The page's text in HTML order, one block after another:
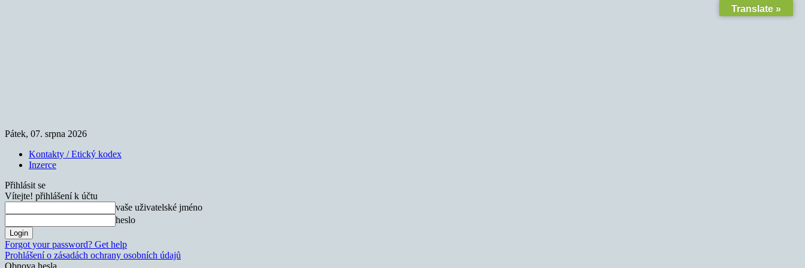
Pátek, 07. srpna 2026
Kontakty / Etický kodex
Inzerce
Přihlásit se
Vítejte! přihlášení k účtu
vaše uživatelské jméno
heslo
Forgot your password? Get help
Prohlášení o zásadách ochrany osobních údajů
Obnova hesla
Translate »